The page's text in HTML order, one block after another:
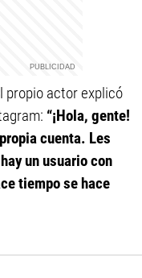
propio actor explicó
“¡Hola, gente!
cuenta. Les
un usuario con
tiempo se hace